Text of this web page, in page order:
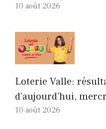
10 août 2026
Loterie Valle:
d’aujourd’hui,
10 août 2026